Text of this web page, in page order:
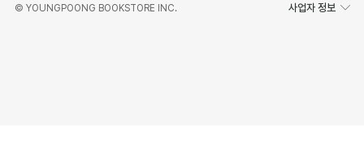
© YOUNGPOONG BOOKSTORE INC. 사업자 정보